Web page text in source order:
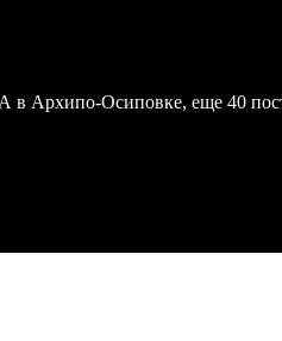
в Архипо-Осиповке, еще 40